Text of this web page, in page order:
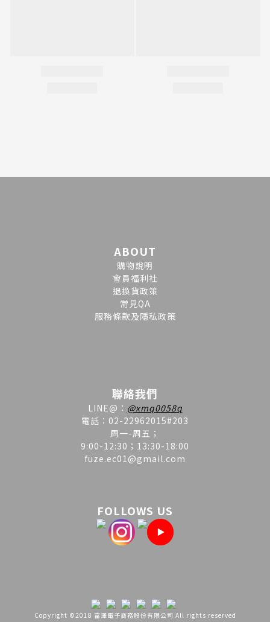
ABOUT
購物說明
會員福利社
退換貨政策
常見QA
服務條款及隱私政策
聯絡我們
LINE@ ： @xmq0058q
電話：02-22962015#203
周一-周五；
9:00-12:30；13:30-18:00
fuze.ec01@gmail.com
FOLLOWS US
Copyright ©2018 富澤電子商務股份有限公司 All rights reserved